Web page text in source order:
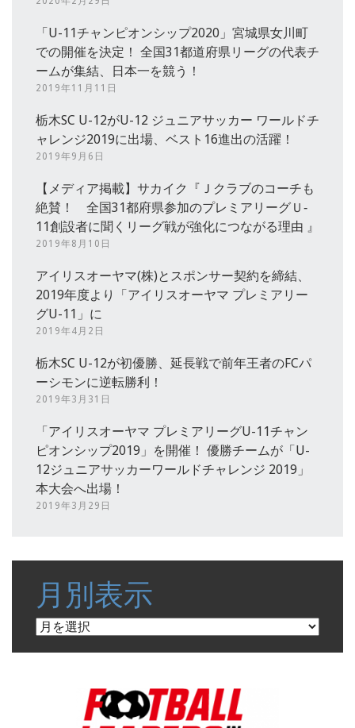
「U-11チャンピオンシップ2020」宮城県女川町
での開催を決定！ 全国31都道府県リーグの代表チ
ームが集結、日本一を競う！
2019年11月11日
栃木SC U-12がU-12 ジュニアサッカー ワールドチ
ャレンジ2019に出場、ベスト16進出の活躍！
2019年9月6日
【メディア掲載】サカイク『Ｊクラブのコーチも
絶賛！ 全国31都府県参加のプレミアリーグＵ‐
11創設者に聞くリーグ戦が強化につながる理由 』
2019年8月10日
アイリスオーヤマ(株)とスポンサー契約を締結、
2019年度より「アイリスオーヤマ プレミアリー
グU-11」に
2019年4月2日
栃木SC U-12が初優勝、延長戦で前年王者のFCパ
ーシモンに逆転勝利！
2019年3月31日
「アイリスオーヤマ プレミアリーグU-11チャン
ピオンシップ2019」を開催！ 優勝チームが「U-
12ジュニアサッカーワールドチャレンジ 2019」
本大会へ出場！
2019年3月29日
月別表示
月